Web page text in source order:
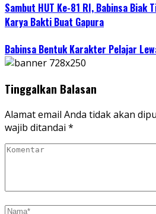
Sambut HUT Ke-81 RI, Babinsa Biak
Karya Bakti Buat Gapura
Babinsa Bentuk Karakter Pelajar
Tinggalkan Balasan
Alamat email Anda tidak akan
wajib ditandai *